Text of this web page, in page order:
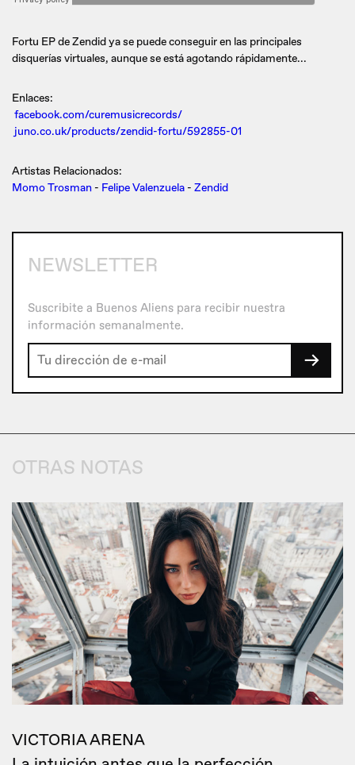
Fortu EP de Zendid ya se puede conseguir en las principales
disquerías virtuales, aunque se está agotando rápidamente...
Enlaces:
facebook.com/curemusicrecords/
juno.co.uk/products/zendid-fortu/592855-01
Artistas Relacionados:
Momo Trosman - Felipe Valenzuela - Zendid
NEWSLETTER
Suscribite a Buenos Aliens para recibir nuestra
información semanalmente.
→
OTRAS NOTAS
VICTORIA ARENA